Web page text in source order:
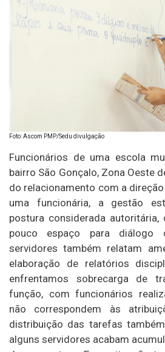
Foto: Ascom PMP/Sedu divulgação
Funcionários de uma escola
bairro São Gonçalo, Zona Oeste
do relacionamento com a
uma funcionária, a gestão
postura considerada
pouco espaço para diálogo
servidores também relatam
elaboração de relatórios
enfrentamos sobrecarga de
função, com funcionários
não correspondem às
distribuição das tarefas
alguns servidores acabam